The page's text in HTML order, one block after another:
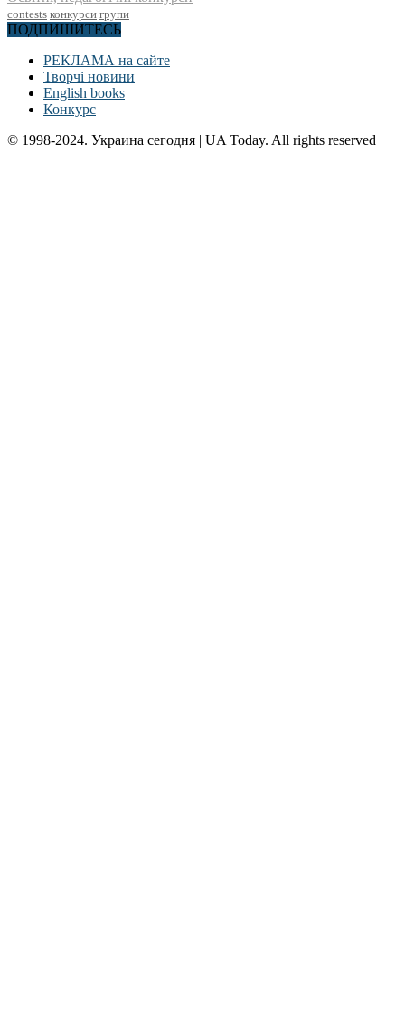
contests конкурси групи
ПОДПИШИТЕСЬ
РЕКЛАМА на сайте
Творчі новини
English books
Конкурс
© 1998-2024. Украина сегодня | UA Today. All rights reserved